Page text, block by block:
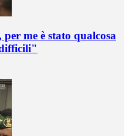
me è stato qualcosa
difficili"